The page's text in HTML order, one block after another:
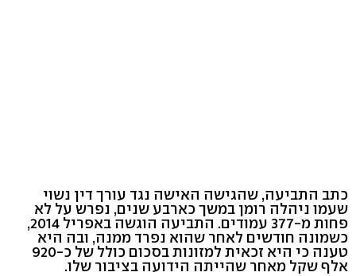
כתב התביעה, שהגישה האישה נגד עורך דין נשוי
שעמו ניהלה רומן במשך כארבע שנים, נפרש על לא
פחות מ-377 עמודים. התביעה הוגשה באפריל 2014,
כשמונה חודשים לאחר שהוא נפרד ממנה, ובה היא
טענה כי היא זכאית למזונות בסכום כולל של כ-920
אלף שקל מאחר שהייתה הידועה בציבור שלו.